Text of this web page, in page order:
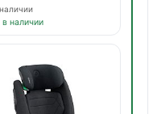
наличии